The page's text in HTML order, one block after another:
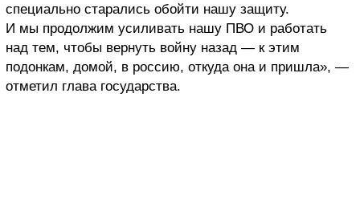
специально старались обойти нашу защиту.
И мы продолжим усиливать нашу ПВО и работать
над тем, чтобы вернуть войну назад — к этим
подонкам, домой, в россию, откуда она и пришла», —
отметил глава государства.